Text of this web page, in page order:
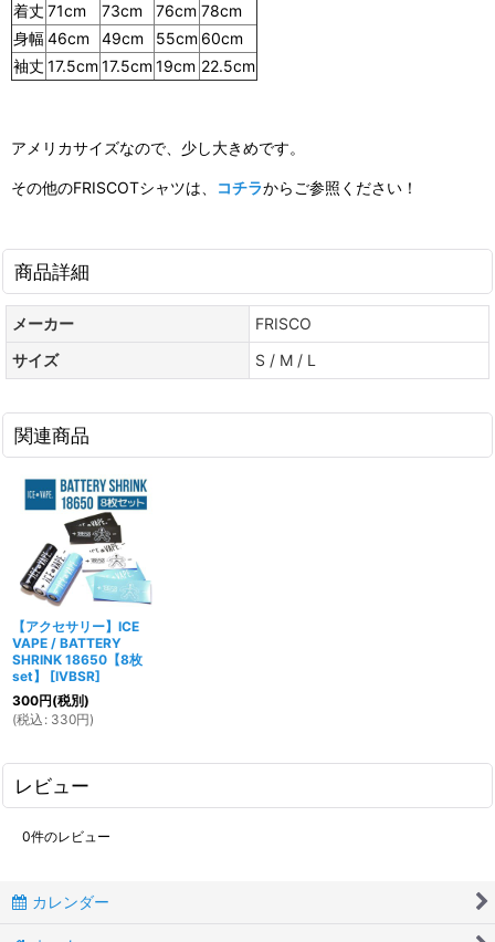
着丈 71cm 73cm 76cm 78cm
身幅46cm 49cm 55cm 60cm
袖丈 17.5cm17.5cm19cm 22.5cm
アメリカサイズなので、少し大きめです。
その他のFRISCOTシャツは、 コチラからご参照ください！
商品詳細
メーカー
FRISCO
サイズ
S / M / L
関連商品
【アクセサリー】ICE
VAPE / BATTERY
SHRINK 18650【8枚
set】
[IVBSR]
300円(税別)
(税込 : 330円)
レビュー
0件のレビュー
カレンダー